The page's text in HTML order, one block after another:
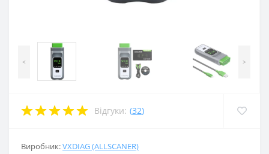
< >
Відгуки: (32)
Виробник:VXDIAG (ALLSCANER)